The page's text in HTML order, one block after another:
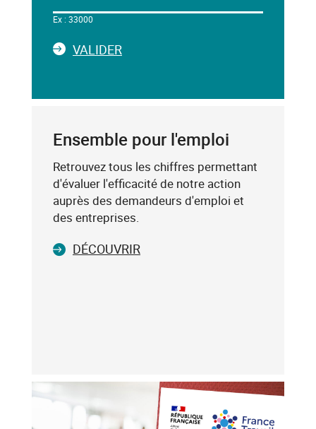
le
ci-
un
clé
(exemple
:
75019),
sélectionnez-
le
la
et
flèche
Ex : 33000
VALIDERLA
CODE
Ensemble pour l'emploi
Retrouvez tous les chiffres permettant
d'évaluer l'efficacité de notre action
auprès des demandeurs d'emploi et
des entreprises.
DÉCOUVRIR